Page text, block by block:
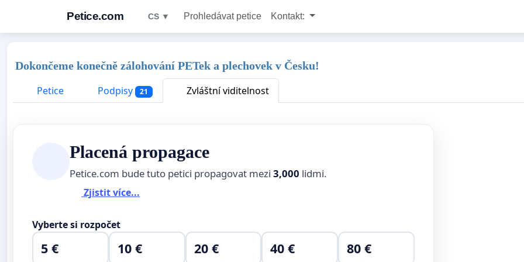
Petice.com CS ▼ Prohledávat petice Kontakt:
Dokončeme konečně zálohování PETek a plechovek v Česku!
Petice
Podpisy 21 Zvláštní viditelnost
Placená propagace
Petice.com bude tuto petici propagovat mezi 3,000 lidmi.
Zjistit více...
Vyberte si rozpočet
5 € 10 € 20 € 40 € 80 €